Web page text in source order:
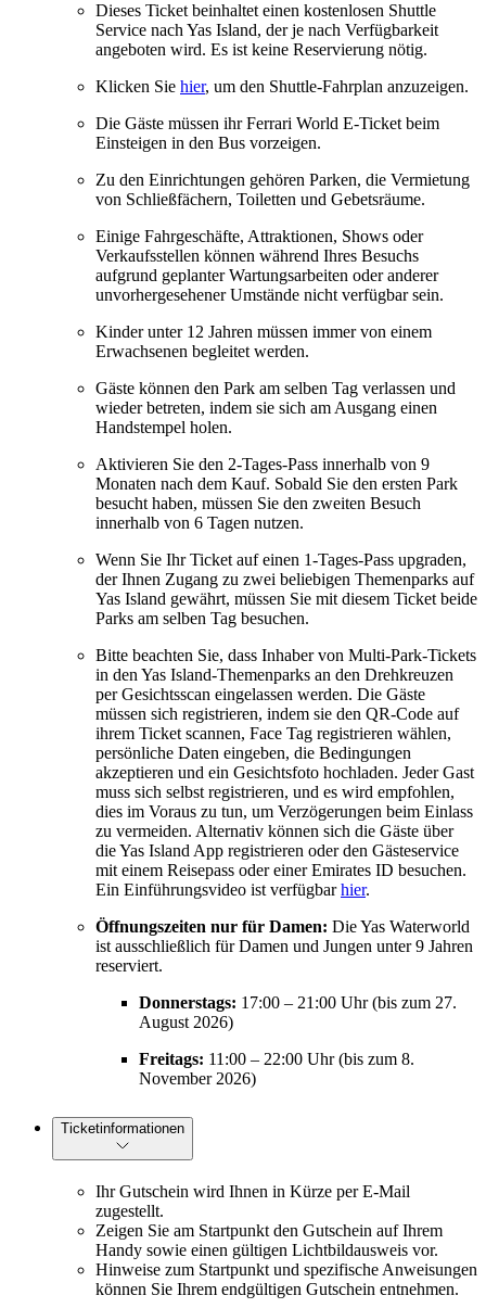
Dieses Ticket beinhaltet einen kostenlosen Shuttle
Service nach Yas Island, der je nach Verfügbarkeit
angeboten wird. Es ist keine Reservierung nötig.
Klicken Sie hier, um den Shuttle-Fahrplan anzuzeigen.
Die Gäste müssen ihr Ferrari World E-Ticket beim
Einsteigen in den Bus vorzeigen.
Zu den Einrichtungen gehören Parken, die Vermietung
von Schließfächern, Toiletten und Gebetsräume.
Einige Fahrgeschäfte, Attraktionen, Shows oder
Verkaufsstellen können während Ihres Besuchs
aufgrund geplanter Wartungsarbeiten oder anderer
unvorhergesehener Umstände nicht verfügbar sein.
Kinder unter 12 Jahren müssen immer von einem
Erwachsenen begleitet werden.
Gäste können den Park am selben Tag verlassen und
wieder betreten, indem sie sich am Ausgang einen
Handstempel holen.
Aktivieren Sie den 2-Tages-Pass innerhalb von 9
Monaten nach dem Kauf. Sobald Sie den ersten Park
besucht haben, müssen Sie den zweiten Besuch
innerhalb von 6 Tagen nutzen.
Wenn Sie Ihr Ticket auf einen 1-Tages-Pass upgraden,
der Ihnen Zugang zu zwei beliebigen Themenparks auf
Yas Island gewährt, müssen Sie mit diesem Ticket beide
Parks am selben Tag besuchen.
Bitte beachten Sie, dass Inhaber von Multi-Park-Tickets
in den Yas Island-Themenparks an den Drehkreuzen
per Gesichtsscan eingelassen werden. Die Gäste
müssen sich registrieren, indem sie den QR-Code auf
ihrem Ticket scannen, Face Tag registrieren wählen,
persönliche Daten eingeben, die Bedingungen
akzeptieren und ein Gesichtsfoto hochladen. Jeder Gast
muss sich selbst registrieren, und es wird empfohlen,
dies im Voraus zu tun, um Verzögerungen beim Einlass
zu vermeiden. Alternativ können sich die Gäste über
die Yas Island App registrieren oder den Gästeservice
mit einem Reisepass oder einer Emirates ID besuchen.
Ein Einführungsvideo ist verfügbarhier.
Öffnungszeiten nur für Damen: Die Yas Waterworld
ist ausschließlich für Damen und Jungen unter 9 Jahren
reserviert.
Donnerstags: 17:00 – 21:00 Uhr (bis zum 27.
August 2026)
Freitags: 11:00 – 22:00 Uhr (bis zum 8.
November 2026)
Ticketinformationen
Ihr Gutschein wird Ihnen in Kürze per E-Mail
zugestellt.
Zeigen Sie am Startpunkt den Gutschein auf Ihrem
Handy sowie einen gültigen Lichtbildausweis vor.
Hinweise zum Startpunkt und spezifische Anweisungen
können Sie Ihrem endgültigen Gutschein entnehmen.